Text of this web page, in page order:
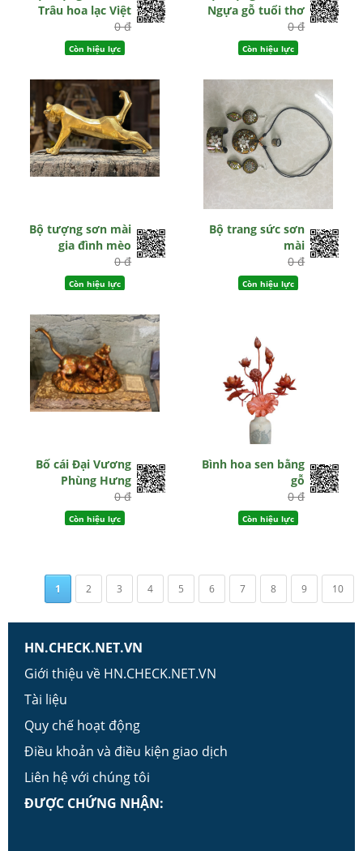
Trâu hoa lạc Việt
0 đ
Còn hiệu lực
Ngựa gỗ tuổi thơ
0 đ
Còn hiệu lực
Bộ tượng sơn mài
gia đình mèo
0 đ
Còn hiệu lực
Bộ trang sức sơn
mài
0 đ
Còn hiệu lực
Bố cái Đại Vương
Phùng Hưng
0 đ
Còn hiệu lực
Bình hoa sen bằng
gỗ
0 đ
Còn hiệu lực
1 2 3 4 5 6 7 8 9 10
HN.CHECK.NET.VN
Giới thiệu về HN.CHECK.NET.VN
Tài liệu
Quy chế hoạt động
Điều khoản và điều kiện giao dịch
Liên hệ với chúng tôi
ĐƯỢC CHỨNG NHẬN: